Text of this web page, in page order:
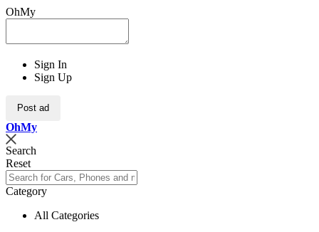
OhMy
Sign In
Sign Up
Post ad
OhMy
Search
Reset
Category
All Categories